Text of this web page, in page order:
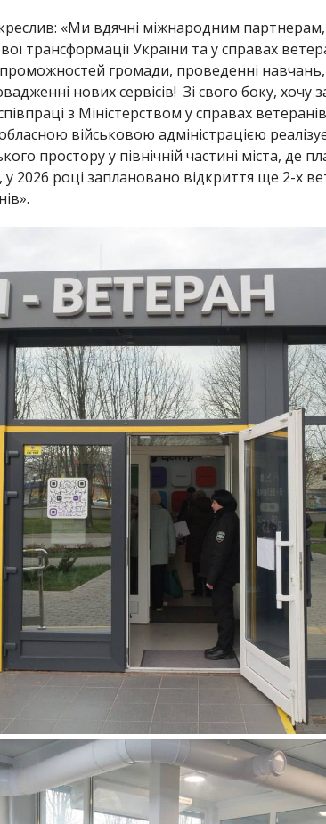
«Ми вдячні міжнародним
трансформації України та у справах
громади, проведенні навчань,
нових сервісів! Зі свого боку, хочу
з Міністерством у справах
військовою адміністрацією
простору у північній частині міста, де
2026 році заплановано відкриття ще 2-х